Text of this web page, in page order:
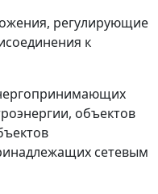
регулирующие
к
объектов
сетевым